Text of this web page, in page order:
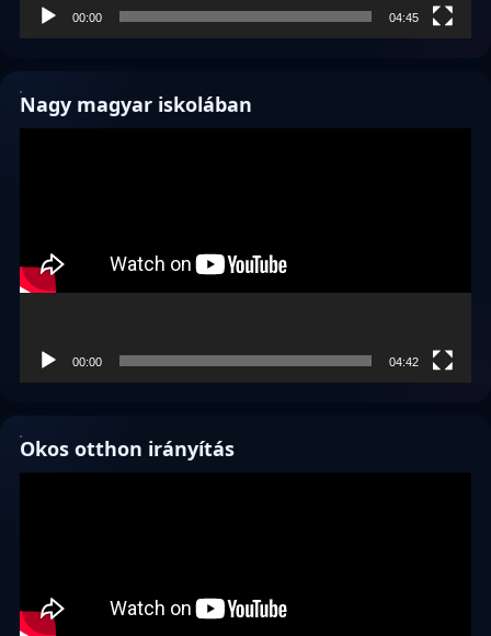
00:00 04:45
Nagy magyar iskolában
00:00 04:42
Okos otthon irányítás